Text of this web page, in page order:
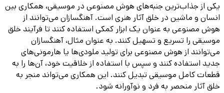
یکی از جذاب‌ترین جنبه‌های هوش مصنوعی در موسیقی، همکاری بین
انسان و ماشین در خلق آثار هنری است. آهنگسازان می‌توانند از
هوش مصنوعی به عنوان یک ابزار کمکی استفاده کنند تا فرآیند خلق
موسیقی را تسریع و تسهیل کنند. به عنوان مثال، آهنگسازان
می‌توانند از هوش مصنوعی برای تولید ملودی‌ها یا هارمونی‌های
جدید استفاده کنند و سپس با استفاده از خلاقیت خود، آن‌ها را به
قطعات کامل موسیقی تبدیل کنند. این همکاری می‌تواند منجر به
خلق آثار منحصر به فرد و نوآورانه شود.